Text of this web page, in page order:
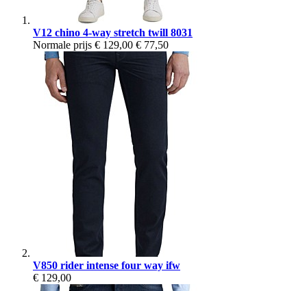
V12 chino 4-way stretch twill 8031
Normale prijs € 129,00 € 77,50
V850 rider intense four way ifw
€ 129,00